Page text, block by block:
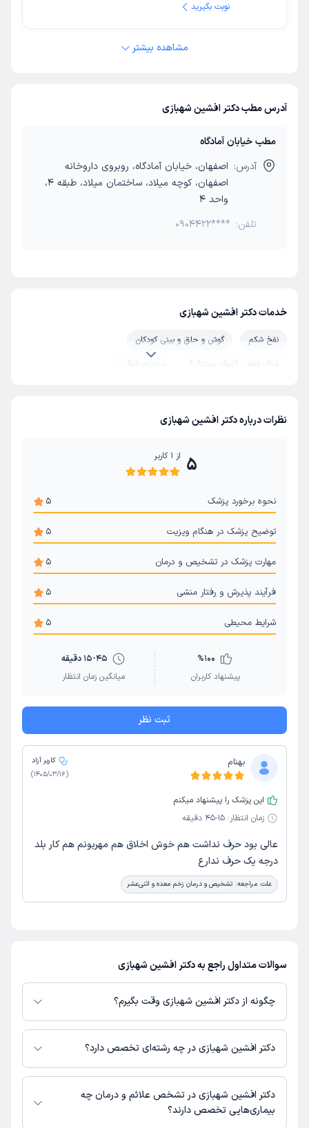
نوبت بگیرید
مشاهده بیشتر
آدرس مطب دکتر افشین شهبازی
مطب خیابان آمادگاه
آدرس: اصفهان، خیابان آمادگاه، روبروی داروخانه
اصفهان، کوچه میلاد، ساختمان میلاد، طبقه 4،
واحد 4
تلفن: 0904422****
خدمات دکتر افشین شهبازی
نفخ شکم
گوش و حلق و بینی کودکان
شوک عفونی (شوک سپتیک)
سندروم شوگرن
سندرم رینود
زردی همانژیوم
آبسه کبد سیروز کبدی
نظرات درباره دکتر افشین شهبازی
5 از 1 کاربر
نحوه برخورد پزشک 5
توضیح پزشک در هنگام ویزیت 5
مهارت پزشک در تشخیص و درمان 5
فرآیند پذیرش و رفتار منشی 5
شرایط محیطی 5
%100
پیشنهاد کاربران
15-45 دقیقه
میانگین زمان انتظار
ثبت نظر
بهنام
کاربر آزاد
(
1405/03/16
)
این پزشک را پیشنهاد میکنم
زمان انتظار: 15-45 دقیقه
عالی بود حرف نداشت هم خوش اخلاق هم مهربونم هم کار بلد
درجه یک حرف ندارع
علت مراجعه: تشخیص و درمان زخم معده و اثنی‌عشر
سوالات متداول راجع به دکتر افشین شهبازی
چگونه از دکتر افشین شهبازی وقت بگیرم؟
در صورتی کهدکتر افشین شهبازیدارای پروفایل فعال و نوبت‌دهی باز در پلتفرم
دکترتو باشند، می‌توانید از طریق این پلتفرم برای دریافت نوبت اقدام کنید. در
مطب، شماره تماس، برنامه حضور در مطب، تصاویر پزشک، ساعات کاری و سایر
اطلاعات مرتبط با خدمات پزشکی و نوبت‌گیری ممکن است در پروفایل ایشان در
دکترتو در دسترس باشد
دکتر افشین شهبازی در چه رشته‌ای تخصص دارد؟
دکتر افشین شهبازی در رشته‌های زیر (پزشکی) تخصص دارند:
گوارش و کبد
داخلی
دکتر افشین شهبازی در تشخص علائم و درمان چه
بیماری‌هایی تخصص دارند؟